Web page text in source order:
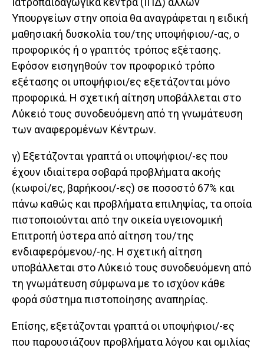
Υπουργείων στην οποία θα αναγράφεται η ειδική
μαθησιακή δυσκολία του/της υποψήφιου/-ας, ο
προφορικός ή ο γραπτός τρόπος εξέτασης.
Εφόσον εισηγηθούν τον προφορικό τρόπο
εξέτασης οι υποψήφιοι/ες εξετάζονται μόνο
προφορικά. Η σχετική αίτηση υποβάλλεται στο
Λύκειό τους συνοδευόμενη από τη γνωμάτευση
των αναφερομένων Κέντρων.
γ) Εξετάζονται γραπτά οι υποψήφιοι/-ες που
έχουν ιδιαίτερα σοβαρά προβλήματα ακοής
(κωφοί/ες, βαρήκοοι/-ες) σε ποσοστό 67% και
πάνω καθώς και προβλήματα επιληψίας, τα οποία
πιστοποιούνται από την οικεία υγειονομική
Επιτροπή ύστερα από αίτηση του/της
ενδιαφερόμενου/-ης. Η σχετική αίτηση
υποβάλλεται στο Λύκειό τους συνοδευόμενη από
τη γνωμάτευση σύμφωνα με το ισχύον κάθε
φορά σύστημα πιστοποίησης αναπηρίας.
Επίσης, εξετάζονται γραπτά οι υποψήφιοι/-ες
που παρουσιάζουν προβλήματα λόγου και ομιλίας